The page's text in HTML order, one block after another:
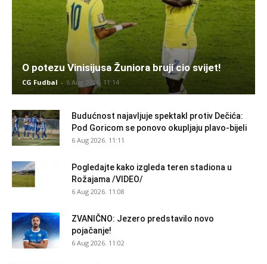
O potezu Vinisijusa Žuniora bruji cio svijet!
CG Fudbal - 6 Aug 2026. 11:14
Budućnost najavljuje spektakl protiv Dečića:
Pod Goricom se ponovo okupljaju plavo-bijeli
6 Aug 2026. 11:11
Pogledajte kako izgleda teren stadiona u
Rožajama /VIDEO/
6 Aug 2026. 11:08
ZVANIČNO: Jezero predstavilo novo
pojačanje!
6 Aug 2026. 11:02